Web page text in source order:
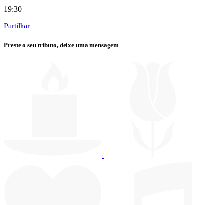
19:30
Partilhar
Preste o seu tributo, deixe uma mensagem